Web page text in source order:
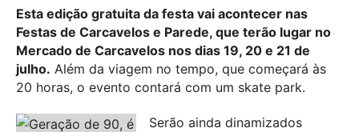
Esta edição gratuita da festa vai acontecer nas
Festas de Carcavelos e Parede, que terão lugar no
Mercado de Carcavelos nos dias 19, 20 e 21 de
julho. Além da viagem no tempo, que começará às
20 horas, o evento contará com um skate park.
Serão ainda dinamizados